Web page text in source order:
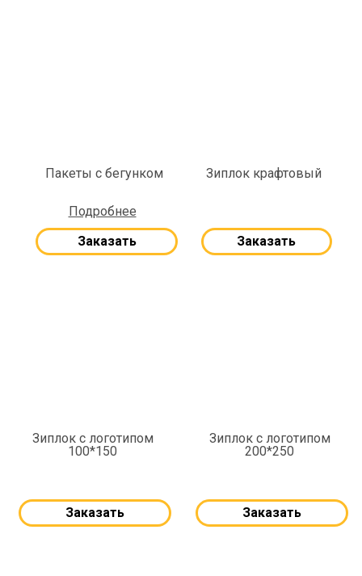
Пакеты с бегунком
Подробнее
Заказать
Зиплок крафтовый
Заказать
Зиплок с логотипом
100*150
Заказать
Зиплок с логотипом
200*250
Заказать